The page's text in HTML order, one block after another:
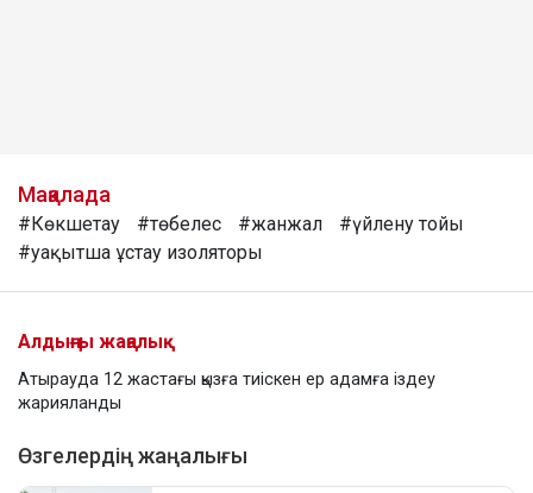
Мақалада
#Көкшетау #төбелес #жанжал
#үйлену тойы
#уақытша ұстау изоляторы
Алдыңғы жаңалық
Атырауда 12 жастағы қызға тиіскен ер адамға іздеу
жарияланды